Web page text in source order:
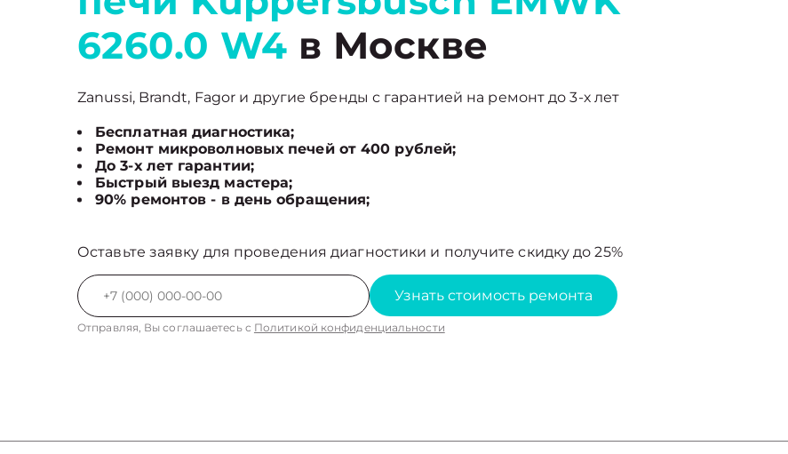
6260.0 W4 в Москве
Zanussi, Brandt, Fagor и другие бренды с гарантией на ремонт до 3-х лет
Бесплатная диагностика;
Ремонт микроволновых печей от 400 рублей;
До 3-х лет гарантии;
Быстрый выезд мастера;
90% ремонтов - в день обращения;
Оставьте заявку для проведения диагностики и получите скидку до 25%
Узнать стоимость ремонта
Отправляя, Вы соглашаетесь с Политикой конфиденциальности